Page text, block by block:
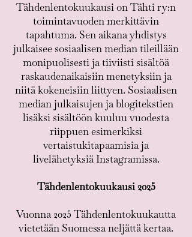
Tähdenlentokuukausi on Tähti ry:n
toimintavuoden merkittävin
tapahtuma. Sen aikana yhdistys
julkaisee sosiaalisen median tileillään
monipuolisesti ja tiiviisti sisältöä
raskaudenaikaisiin menetyksiin ja
niitä kokeneisiin liittyen. Sosiaalisen
median julkaisujen ja blogitekstien
lisäksi sisältöön kuuluu vuodesta
riippuen esimerkiksi
vertaistukitapaamisia ja
livelähetyksiä Instagramissa.
Tähdenlentokuukausi 2025
Vuonna 2025 Tähdenlentokuukautta
vietetään Suomessa neljättä kertaa.